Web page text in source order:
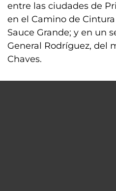
entre las ciudades de
en el Camino de
Sauce Grande; y en un
General Rodríguez, del
Chaves.